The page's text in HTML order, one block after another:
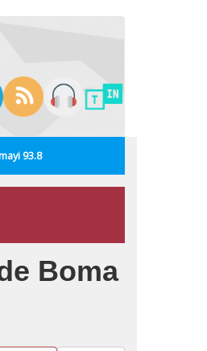
93.8
Boma